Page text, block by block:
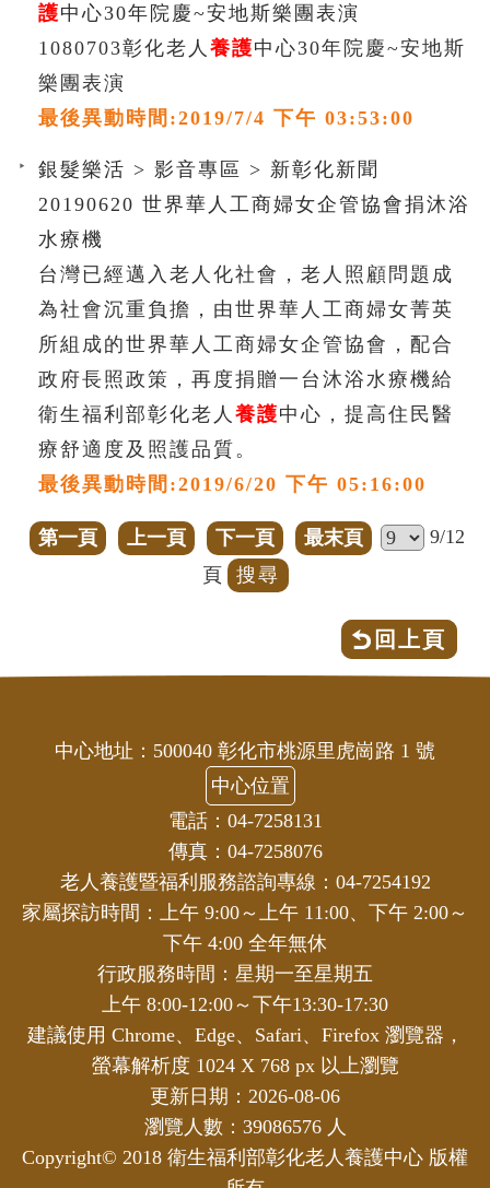
護中心30年院慶~安地斯樂團表演
1080703彰化老人 養護中心30年院慶~安地斯
樂團表演
最後異動時間:2019/7/4 下午 03:53:00
銀髮樂活 > 影音專區 > 新彰化新聞
20190620 世界華人工商婦女企管協會捐沐浴
水療機
台灣已經邁入老人化社會，老人照顧問題成
為社會沉重負擔，由世界華人工商婦女菁英
所組成的世界華人工商婦女企管協會，配合
政府長照政策，再度捐贈一台沐浴水療機給
衛生福利部彰化老人 養護中心，提高住民醫
療舒適度及照護品質。
最後異動時間:2019/6/20 下午 05:16:00
第一頁 上一頁 下一頁 最末頁
9/12
頁
回上頁
中心地址：500040 彰化市桃源里虎崗路 1 號
中心位置
電話：04-7258131
傳真：04-7258076
老人養護暨福利服務諮詢專線：04-7254192
家屬探訪時間：上午 9:00～上午 11:00、下午 2:00～
下午 4:00 全年無休
行政服務時間：星期一至星期五
上午 8:00-12:00～下午13:30-17:30
建議使用 Chrome、Edge、Safari、Firefox 瀏覽器，
螢幕解析度 1024 X 768 px 以上瀏覽
更新日期：2026-08-06
瀏覽人數：39086576 人
Copyright© 2018 衛生福利部彰化老人養護中心 版權